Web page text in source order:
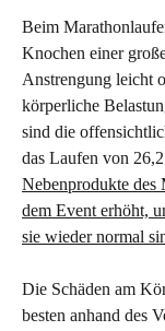
Beim
Knochen einer
Anstrengung leicht
körperliche
sind die
das Laufen von
Nebenprodukte des
dem Event erhöht,
sie wieder normal
Die Schäden am
besten anhand des